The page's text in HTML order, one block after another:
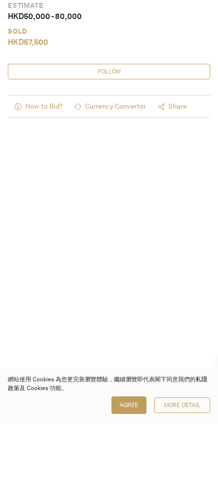
ESTIMATE
HKD50,000-80,000
SOLD
HKD57,500
FOLLOW
How to Bid? Currency Converter Share
網站使用 Cookies 為您更完善瀏覽體驗，繼續瀏覽即代表閣下同意我們的私隱
政策及 Cookies 功能。
AGREE MORE DETAIL